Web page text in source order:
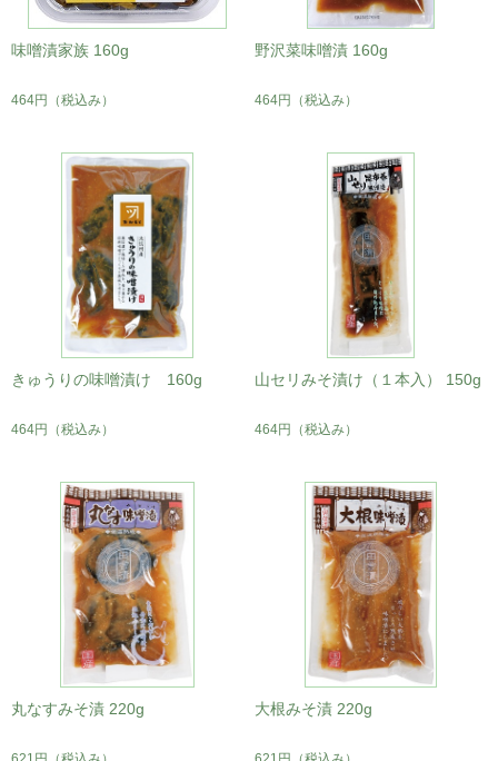
味噌漬家族 160g
464円 （税込み）
野沢菜味噌漬 160g
464円 （税込み）
きゅうりの味噌漬け 160g
464円 （税込み）
山セリみそ漬け（１本入） 150g
464円 （税込み）
丸なすみそ漬 220g 大根みそ漬 220g